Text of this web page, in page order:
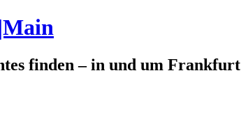
finden – in und um Frankfurt